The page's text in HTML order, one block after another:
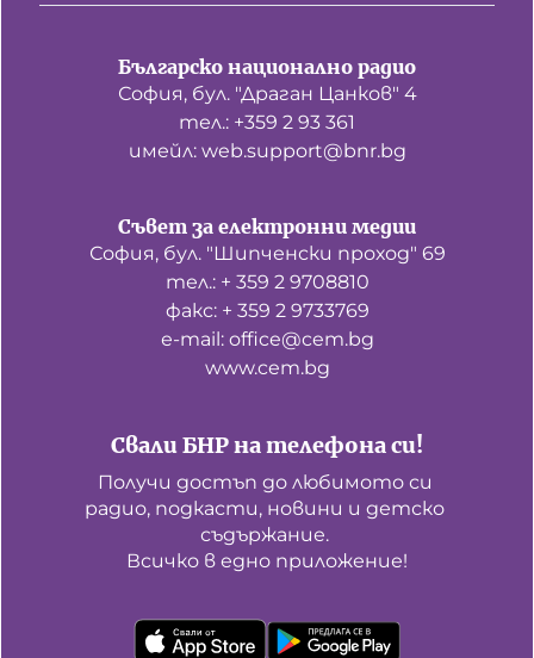
Българско национално радио
София, бул. "Драган Цанков" 4
тел.: +359 2 93 361
имейл: web.support@bnr.bg
Свали БНР на телефона си!
Получи достъп до любимото си
радио, подкасти, новини и детско
съдържание.
Всичко в едно приложение!
Съвет за електронни медии
София, бул. "Шипченски проход" 69
тел.: + 359 2 9708810
факс: + 359 2 9733769
е-mail: office@cem.bg
www.cem.bg